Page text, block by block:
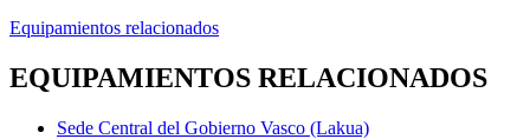
Equipamientos relacionados
EQUIPAMIENTOS RELACIONADOS
Sede Central del Gobierno Vasco (Lakua)